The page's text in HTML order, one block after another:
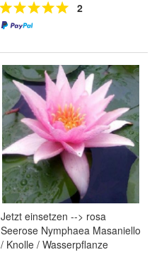
2
Jetzt einsetzen --> rosa
Seerose Nymphaea Masaniello
/ Knolle / Wasserpflanze